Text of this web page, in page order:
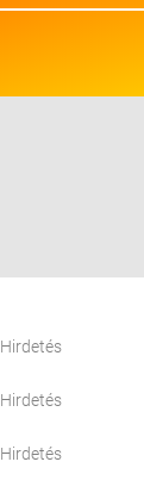
Hirdetés
Hirdetés
Hirdetés